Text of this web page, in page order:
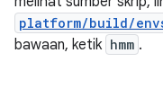
platform/build/
bawaan, ketik hmm .